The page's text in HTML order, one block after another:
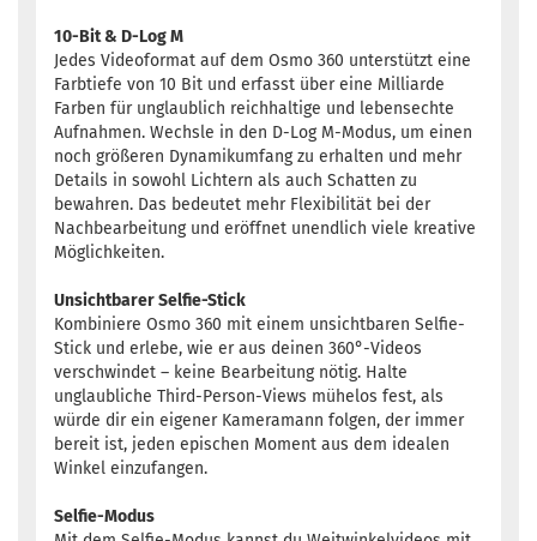
10-Bit & D-Log M
Jedes Videoformat auf dem Osmo 360 unterstützt eine
Farbtiefe von 10 Bit und erfasst über eine Milliarde
Farben für unglaublich reichhaltige und lebensechte
Aufnahmen. Wechsle in den D-Log M-Modus, um einen
noch größeren Dynamikumfang zu erhalten und mehr
Details in sowohl Lichtern als auch Schatten zu
bewahren. Das bedeutet mehr Flexibilität bei der
Nachbearbeitung und eröffnet unendlich viele kreative
Möglichkeiten.
Unsichtbarer Selfie-Stick
Kombiniere Osmo 360 mit einem unsichtbaren Selfie-
Stick und erlebe, wie er aus deinen 360°-Videos
verschwindet – keine Bearbeitung nötig. Halte
unglaubliche Third-Person-Views mühelos fest, als
würde dir ein eigener Kameramann folgen, der immer
bereit ist, jeden epischen Moment aus dem idealen
Winkel einzufangen.
Selfie-Modus